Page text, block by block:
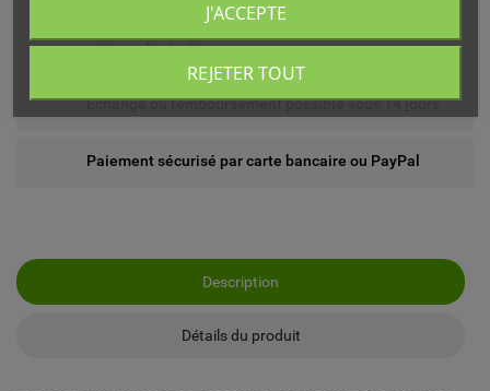
Livré chez vous ou en point relais (France
métropolitaine)
Echange ou remboursement possible sous 14 jours
Paiement sécurisé par carte bancaire ou PayPal
Description
Détails du produit
REJETER TOUT
J'ACCEPTE